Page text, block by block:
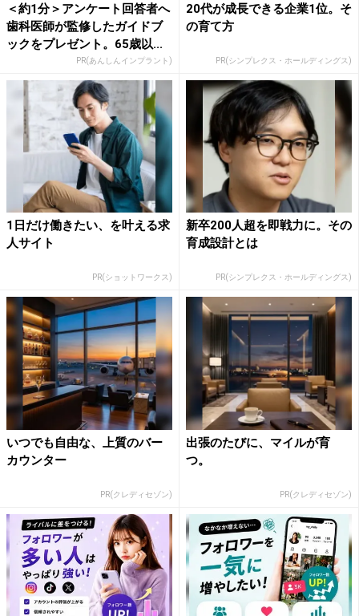
＜約1分＞アンケート回答者へ
歯科医師が監修したガイドブ
ックをプレゼント。65歳以...
PR(あんしんインプラント)
20代が成長できる企業1位。そ
の育て方
PR(シンプレクス・ホールディングス)
1日だけ働きたい、を叶える求
人サイト
PR(ショットワークス)
新卒200人超を即戦力に。その
育成設計とは
PR(シンプレクス・ホールディングス)
いつでも自由な、上質のバー
カウンター
PR(クレディセゾン)
出張のたびに、マイルが育
つ。
PR(クレディセゾン)